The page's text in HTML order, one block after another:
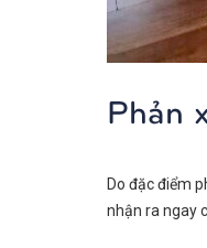
Phản
Do đặc điểm
nhận ra ngay